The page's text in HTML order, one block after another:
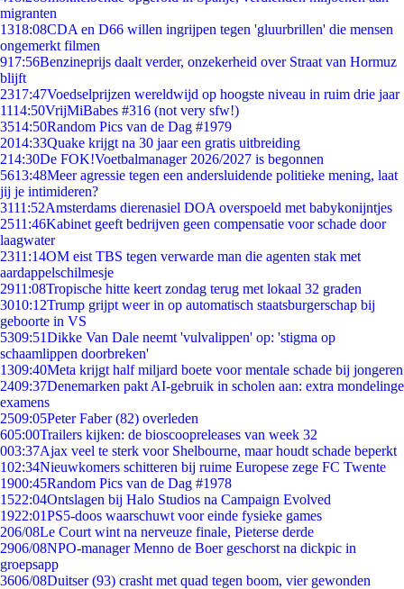
migranten
1318:08CDA en D66 willen ingrijpen tegen 'gluurbrillen' die mensen
ongemerkt filmen
917:56Benzineprijs daalt verder, onzekerheid over Straat van Hormuz
blijft
2317:47Voedselprijzen wereldwijd op hoogste niveau in ruim drie jaar
1114:50VrijMiBabes #316 (not very sfw!)
3514:50Random Pics van de Dag #1979
2014:33Quake krijgt na 30 jaar een gratis uitbreiding
214:30De FOK!Voetbalmanager 2026/2027 is begonnen
5613:48Meer agressie tegen een andersluidende politieke mening, laat
jij je intimideren?
3111:52Amsterdams dierenasiel DOA overspoeld met babykonijntjes
2511:46Kabinet geeft bedrijven geen compensatie voor schade door
laagwater
2311:14OM eist TBS tegen verwarde man die agenten stak met
aardappelschilmesje
2911:08Tropische hitte keert zondag terug met lokaal 32 graden
3010:12Trump grijpt weer in op automatisch staatsburgerschap bij
geboorte in VS
5309:51Dikke Van Dale neemt 'vulvalippen' op: 'stigma op
schaamlippen doorbreken'
1309:40Meta krijgt half miljard boete voor mentale schade bij jongeren
2409:37Denemarken pakt AI-gebruik in scholen aan: extra mondelinge
examens
2509:05Peter Faber (82) overleden
605:00Trailers kijken: de bioscoopreleases van week 32
003:37Ajax veel te sterk voor Shelbourne, maar houdt schade beperkt
102:34Nieuwkomers schitteren bij ruime Europese zege FC Twente
1900:45Random Pics van de Dag #1978
1522:04Ontslagen bij Halo Studios na Campaign Evolved
1922:01PS5-doos waarschuwt voor einde fysieke games
206/08Le Court wint na nerveuze finale, Pieterse derde
2906/08NPO-manager Menno de Boer geschorst na dickpic in
groepsapp
3606/08Duitser (93) crasht met quad tegen boom, vier gewonden